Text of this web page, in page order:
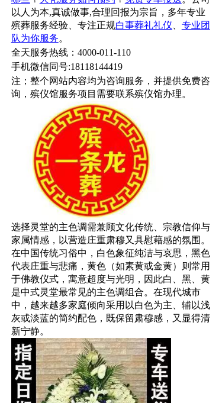
以人为本,真诚做事,合理回报为宗旨，多年专业
殡葬服务经验、专注正规白事葬礼礼仪
专业团
队为你服务。
全天服务热线：4000-011-110
手机微信同号:18118144419
注； 整个网站内容均为咨询服务，并提供免费咨
询，殡仪馆服务项目需要联系殡仪馆办理。
选择灵堂的主色调需兼顾文化传统、宗教信仰与
家属情感，以营造庄重肃穆又具慰藉感的氛围。
在中国传统习俗中，白色象征纯洁与哀思，黑色
代表庄重与悲痛，黄色（如素黄或金黄）则常用
于佛教仪式，寓意超度与光明，因此白、黑、黄
是中式灵堂最常见的主色调组合。在现代城市
中，越来越多家庭倾向采用以白色为主、辅以浅
灰或淡蓝的简约配色，既保留肃穆感，又显得清
新宁静。